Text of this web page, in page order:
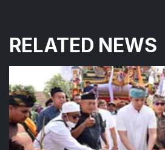
RELATED NEWS